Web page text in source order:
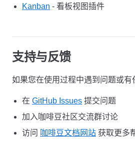
Kanban - 看板视图插件
支持与反馈
如果您在使用过程中遇到问题或有
在 GitHub Issues 提交问题
加入咖啡豆社区交流群讨论
访问 咖啡豆文档网站 获取更多